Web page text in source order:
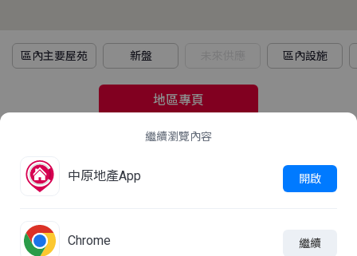
區內主要屋苑 新盤 區內設施
地區專頁
2021年人口普查
這屋苑平均家庭住戶每月收入是多少？
立即查看
繼續瀏覽內容
中原地產App 開啟
Chrome 繼續